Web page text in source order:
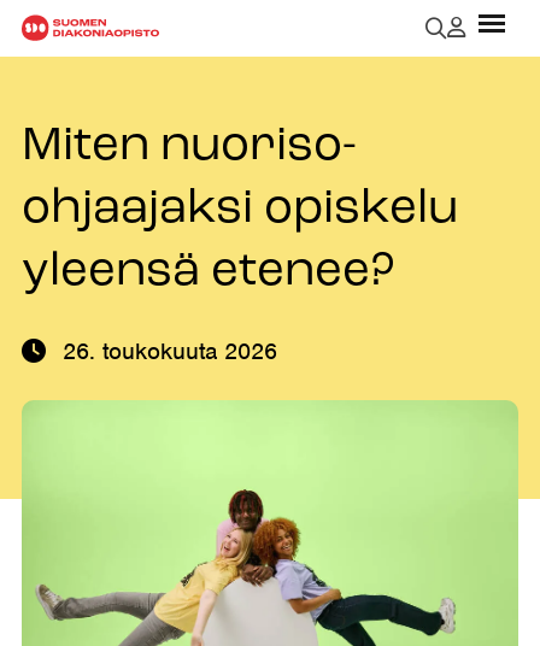
Miten nuoriso-
ohjaajaksi opiskelu
yleensä etenee?
26. toukokuuta 2026